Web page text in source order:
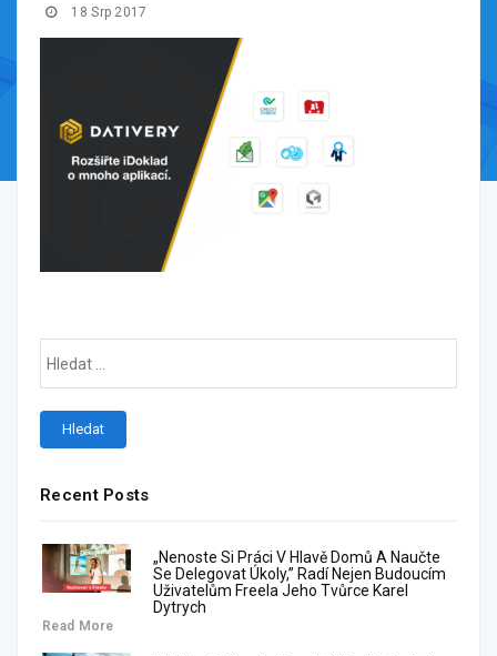
18 Srp 2017
Recent Posts
„Nenoste Si Práci V Hlavě Domů A Naučte
Se Delegovat Úkoly,” Radí Nejen Budoucím
Uživatelům Freela Jeho Tvůrce Karel
Dytrych
Read More